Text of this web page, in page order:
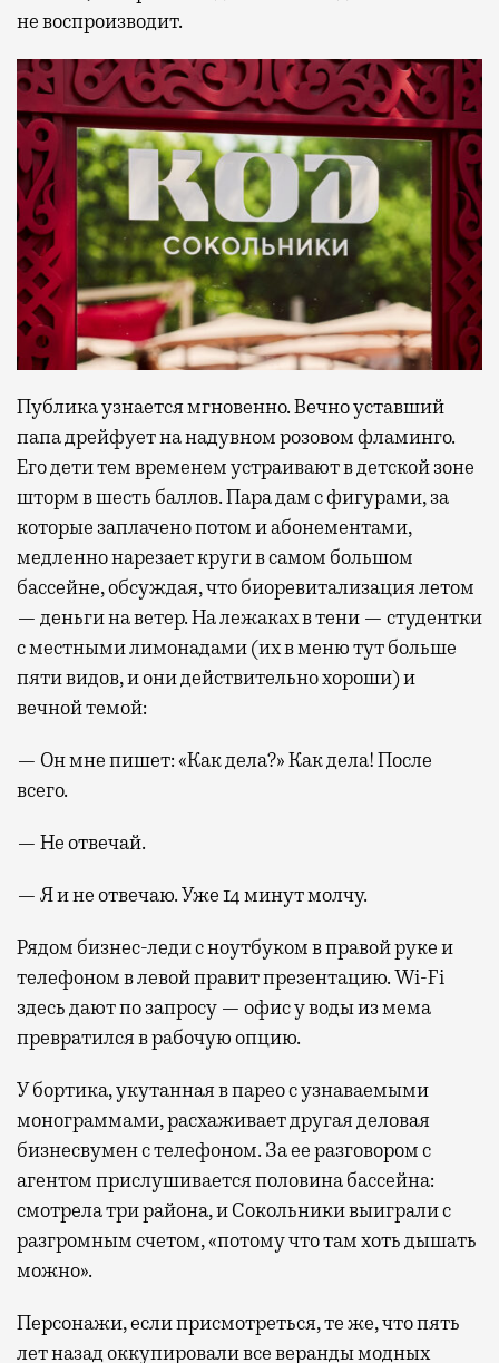
не воспроизводит.
Публика узнается мгновенно. Вечно уставший
папа дрейфует на надувном розовом фламинго.
Его дети тем временем устраивают в детской зоне
шторм в шесть баллов. Пара дам с фигурами, за
которые заплачено потом и абонементами,
медленно нарезает круги в самом большом
бассейне, обсуждая, что биоревитализация летом
— деньги на ветер. На лежаках в тени — студентки
с местными лимонадами (их в меню тут больше
пяти видов, и они действительно хороши) и
вечной темой:
— Он мне пишет: «Как дела?» Как дела! После
всего.
— Не отвечай.
— Я и не отвечаю. Уже 14 минут молчу.
Рядом бизнес-леди с ноутбуком в правой руке и
телефоном в левой правит презентацию. Wi-Fi
здесь дают по запросу — офис у воды из мема
превратился в рабочую опцию.
У бортика, укутанная в парео с узнаваемыми
монограммами, расхаживает другая деловая
бизнесвумен с телефоном. За ее разговором с
агентом прислушивается половина бассейна:
смотрела три района, и Сокольники выиграли с
разгромным счетом, «потому что там хоть дышать
можно».
Персонажи, если присмотреться, те же, что пять
лет назад оккупировали все веранды модных